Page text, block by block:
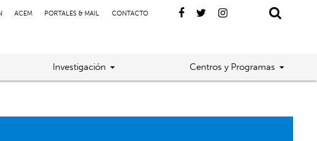
ACEM PORTALES & MAIL CONTACTO
Investigación Centros y Programas